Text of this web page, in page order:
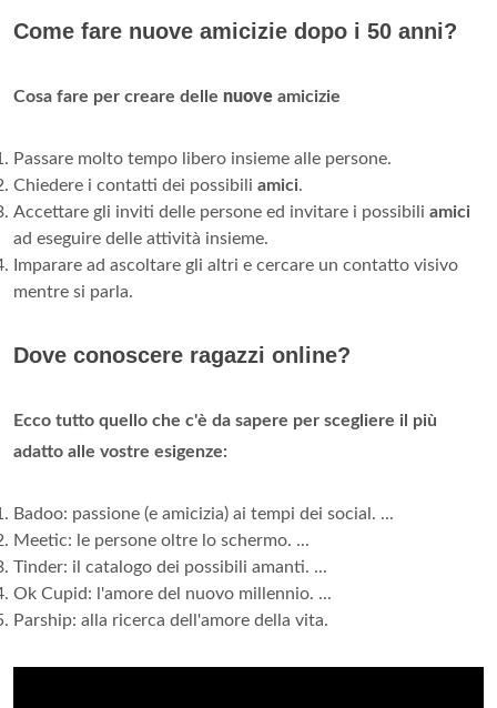
Come fare nuove amicizie dopo i 50 anni?
Cosa fare per creare delle nuove amicizie
Passare molto tempo libero insieme alle persone.
Chiedere i contatti dei possibili amici.
Accettare gli inviti delle persone ed invitare i possibili amici
ad eseguire delle attività insieme.
Imparare ad ascoltare gli altri e cercare un contatto visivo
mentre si parla.
Dove conoscere ragazzi online?
Ecco tutto quello che c'è da sapere per scegliere il più
adatto alle vostre esigenze:
Badoo: passione (e amicizia) ai tempi dei social. ...
Meetic: le persone oltre lo schermo. ...
Tinder: il catalogo dei possibili amanti. ...
Ok Cupid: l'amore del nuovo millennio. ...
Parship: alla ricerca dell'amore della vita.